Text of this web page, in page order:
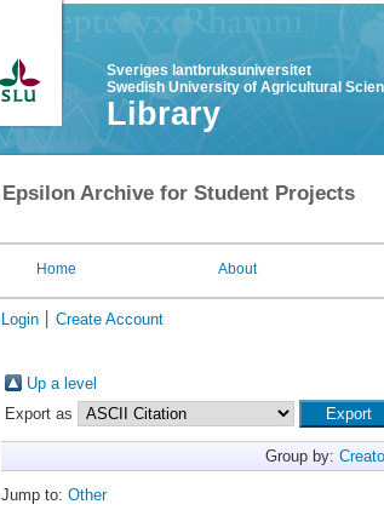
Sveriges lantbruksuniversitet
Swedish University of Agricultural
Library
Epsilon Archive for Student Projects
Home About
Login Create Account
Up a level
Export as
Group by:
Jump to: Other